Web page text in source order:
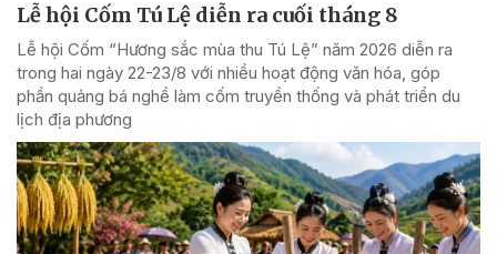
Lễ hội Cốm Tú Lệ diễn ra cuối tháng 8
Lễ hội Cốm “Hương sắc mùa thu Tú Lệ” năm 2026 diễn ra
trong hai ngày 22-23/8 với nhiều hoạt động văn hóa, góp
phần quảng bá nghề làm cốm truyền thống và phát triển du
lịch địa phương